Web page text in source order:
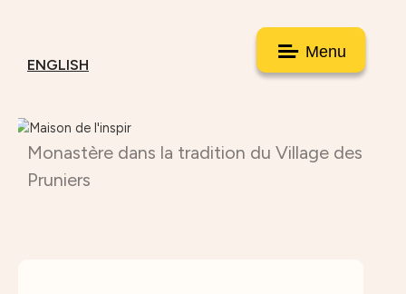
Menu
ENGLISH
Monastère dans la tradition du Village des
Pruniers